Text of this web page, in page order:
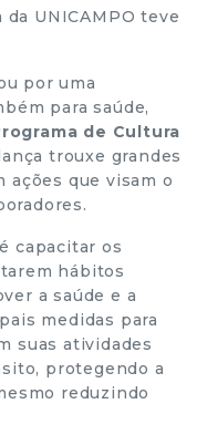
da UNICAMPO teve
por uma
para saúde,
de Cultura
trouxe grandes
ações que visam o
capacitar os
hábitos
a saúde e a
medidas para
suas atividades
protegendo a
reduzindo